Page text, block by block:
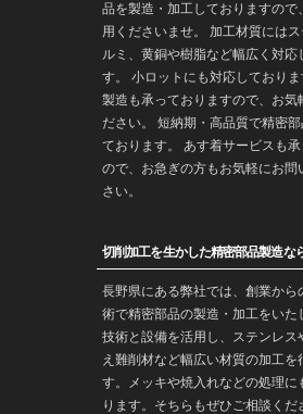
品を製造・加工しておりますので
用くださいませ。 加工材質には
ルミ、黄銅や樹脂など幅広く対応
す。 小ロットにも対応しており
製造 も承っておりますので、お気
ださい。 短納期・高品質で精密部
ております。 あす着サービスも
ので、お急ぎの方もお気軽にお問
さい。
切削加工を生かした精密部品製造な
長野県にある弊社では、創業から
術で精密部品の製造・ 加工をいた
技術と設備を活用し、ステンレス
え難削材など幅広い材質の加工を
す。メッキや焼入れなどの処理に
ります。そちらもぜひご相談くだ